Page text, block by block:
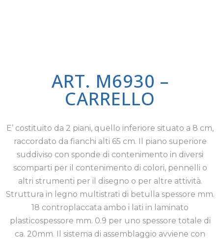
ART. M6930 –
CARRELLO
E’ costituito da 2 piani, quello inferiore situato a 8 cm,
raccordato da fianchi alti 65 cm. Il piano superiore
suddiviso con sponde di contenimento in diversi
scomparti per il contenimento di colori, pennelli o
altri strumenti per il disegno o per altre attività.
Struttura in legno multistrati di betulla spessore mm.
18 controplaccata ambo i lati in laminato
plasticospessore mm. 0.9 per uno spessore totale di
ca. 20mm. Il sistema di assemblaggio avviene con